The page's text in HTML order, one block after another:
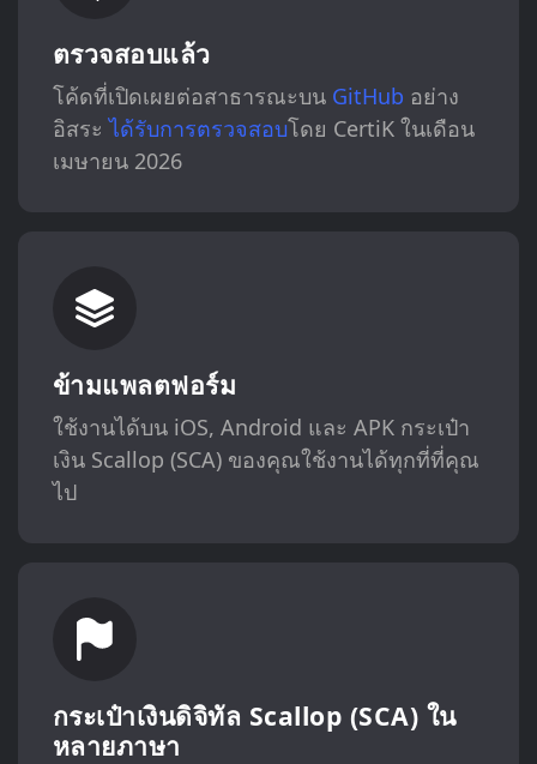
ตรวจสอบแล้ว
โค้ดที่เปิดเผยต่อสาธารณะบน GitHub อย่าง
อิสระได้รับการตรวจสอบโดย CertiK ในเดือน
เมษายน 2026
ข้ามแพลตฟอร์ม
ใช้งานได้บน iOS, Android และ APK กระเป๋า
เงิน Scallop (SCA) ของคุณใช้งานได้ทุกที่ที่คุณ
ไป
กระเป๋าเงินดิจิทัล Scallop (SCA) ใน
หลายภาษา